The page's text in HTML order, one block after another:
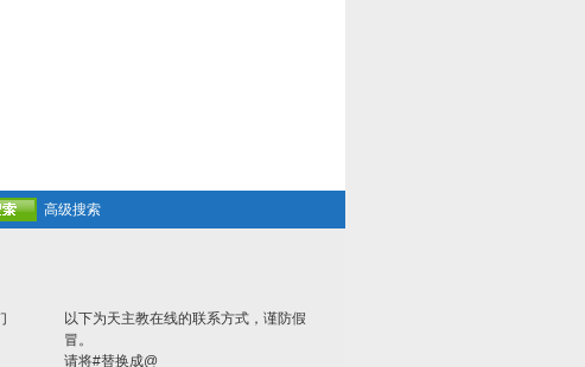
高级搜索
以下为天主教在线的联系方式，谨防假
冒。
请将#替换成@